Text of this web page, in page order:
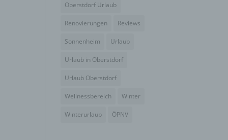
Oberstdorf Urlaub
Renovierungen Reviews
Sonnenheim Urlaub
Urlaub in Oberstdorf
Urlaub Oberstdorf
Wellnessbereich Winter
Winterurlaub ÖPNV